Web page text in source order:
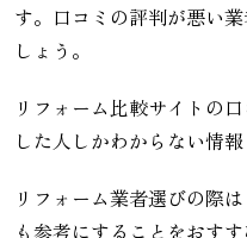
す。口コミの評判が悪い
しょう。
リフォーム比較サイトの
した人しかわからない情
リフォーム業者選びの際
も参考にすることをおすす